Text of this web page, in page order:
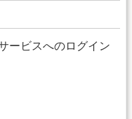
ービスへのログイン